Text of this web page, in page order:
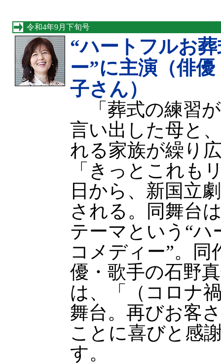
令和4年9月下旬号
“ハートフルお
ー”に主演（俳
子さん）
「葬式の練習
言い出した母と
れる家族が繰り
「きっとこれも
日から、新国立
される。同舞台
テーマという“ハ
コメディー”。同
優・歌手の石野
は、「（コロナ
舞台。再びお客
ことに喜びと感
す。